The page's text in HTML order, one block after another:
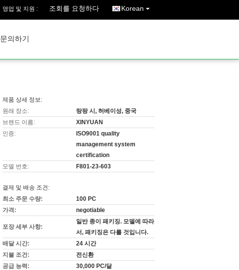
영업 및 지원 : 조회를 요청하다 Korean
문의하기
제품 상세 정보:
원래 장소:
랑팡 시, 허베이성, 중국
브랜드 이름:
XINYUAN
인증:
ISO9001 quality
management system
certification
모델 번호:
F801-23-603
결제 및 배송 조건:
최소 주문 수량:
100 PC
가격:
negotiable
포장 세부 사항:
일반 종이 패키징. 모델에 따라
서, 패키징은 다를 것입니다.
배달 시간:
24 시간
지불 조건:
전신환
공급 능력:
30,000 PC/달